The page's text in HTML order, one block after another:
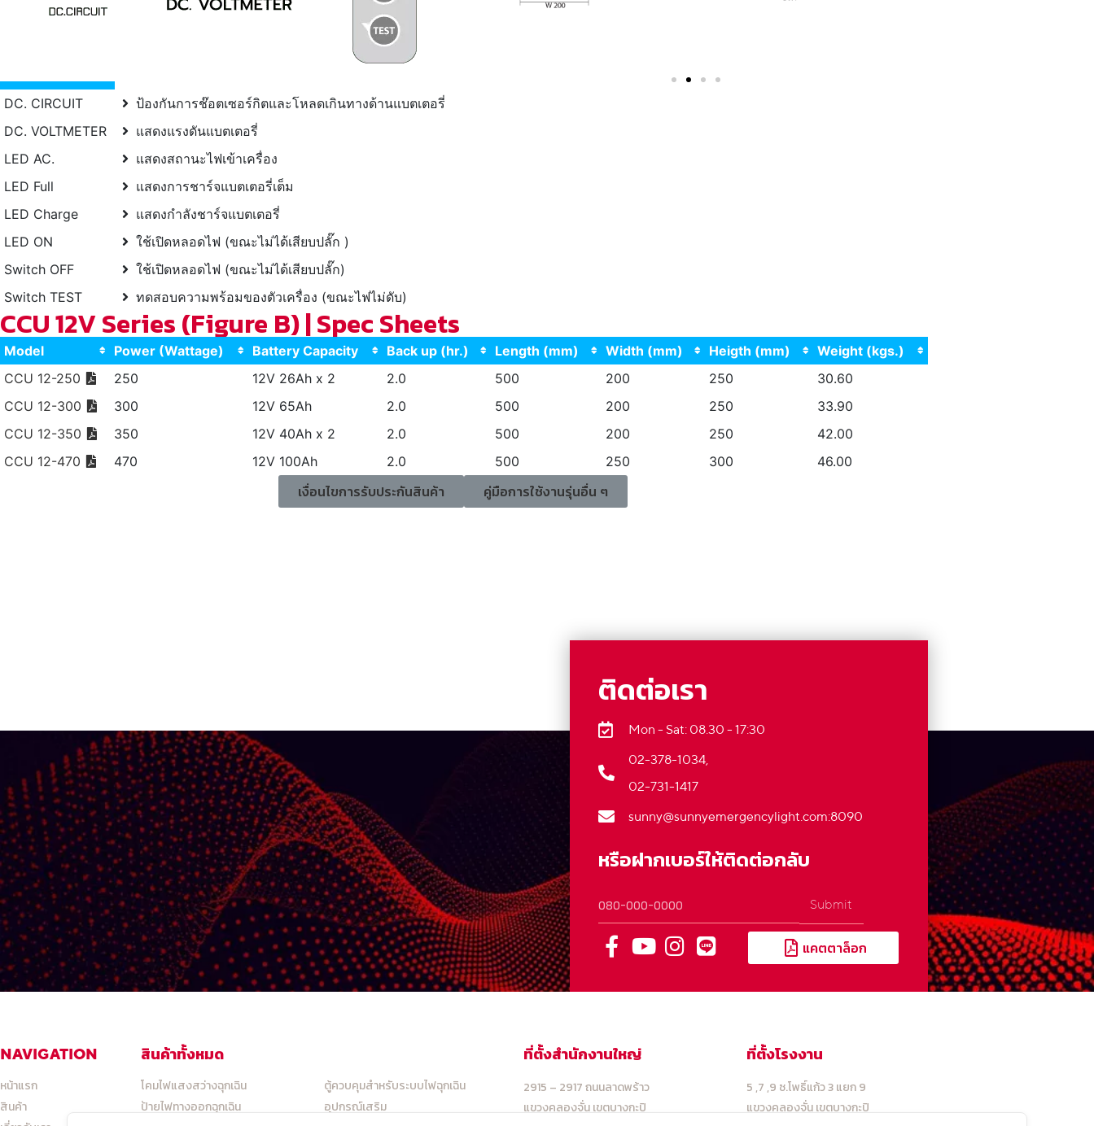
DC. CIRCUIT
ป้องกันการช๊อตเซอร์กิตและโหลดเกินทางด้านแบตเตอรี่
DC. VOLTMETER
แสดงแรงดันแบตเตอรี่
LED AC.
แสดงสถานะไฟเข้าเครื่อง
LED Full
แสดงการชาร์จแบตเตอรี่เต็ม
LED Charge
แสดงกำลังชาร์จแบตเตอรี่
LED ON
ใช้เปิดหลอดไฟ (ขณะไม่ได้เสียบปลั๊ก )
Switch OFF
ใช้เปิดหลอดไฟ (ขณะไม่ได้เสียบปลั๊ก)
Switch TEST
ทดสอบความพร้อมของตัวเครื่อง (ขณะไฟไม่ดับ)
CCU 12V Series (Figure B) | Spec Sheets
Model Power (Wattage) Battery Capacity Back up (hr.) Length (mm) Width (mm) Heigth (mm)
Weight (kgs.)
CCU 12-250
250 12V 26Ah x 2 2.0 500 200 250
30.60
CCU 12-300
300 12V 65Ah 2.0 500 200 250
33.90
CCU 12-350
350 12V 40Ah x 2 2.0 500 200 250
42.00
CCU 12-470
470 12V 100Ah 2.0 500 250 300 46.00
เงื่อนไขการรับประกันสินค้า คู่มือการใช้งานรุ่นอื่น ๆ
ติดต่อเรา
Mon - Sat: 08.30 - 17:30
02-378-1034,
02-731-1417
sunny@sunnyemergencylight.com:8090
หรือฝากเบอร์ให้ติดต่อกลับ
Submit
แคตตาล็อก
NAVIGATION
หน้าแรก
สินค้า
สินค้าทั้งหมด
โคมไฟแสงสว่างฉุกเฉิน
ป้ายไฟทางออกฉุกเฉิน
ตู้ควบคุมสำหรับระบบไฟฉุกเฉิน
อุปกรณ์เสริม
ที่ตั้งสำนักงานใหญ่
2915 – 2917 ถนนลาดพร้าว
แขวงคลองจั่น เขตบางกะปิ
ที่ตั้งโรงงาน
5 ,7 ,9 ซ.โพธิ์แก้ว 3 แยก 9
แขวงคลองจั่น เขตบางกะปิ